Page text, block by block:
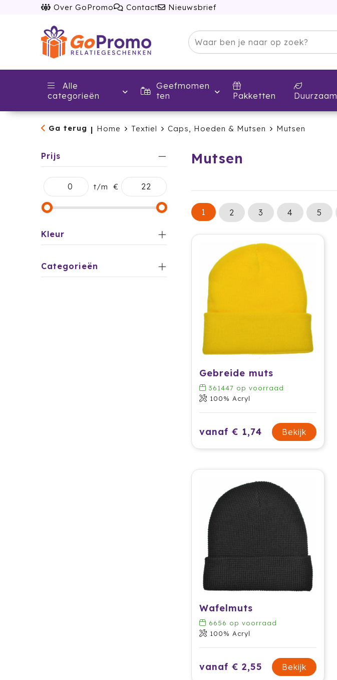
Over GoPromo Contact Nieuwsbrief
Alle
categorieën
Geefmomen
ten
Pakketten Duurzaam
Ga terug | Home Textiel Caps, Hoeden & Mutsen Mutsen
Prijs
t/m €
Kleur
Categorieën
Mutsen
1 2 3 4 5
Gebreide muts
361447 op voorraad
100% Acryl
vanaf € 1,74 Bekijk
Wafelmuts
6656 op voorraad
100% Acryl
vanaf € 2,55 Bekijk